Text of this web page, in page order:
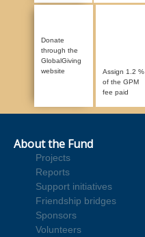
Donate
through the
GlobalGiving
website
Assign 1.2 %
of the GPM
fee paid
About the Fund
Projects
Reports
Support initiatives
Friendship bridges
Sponsors
Volunteers